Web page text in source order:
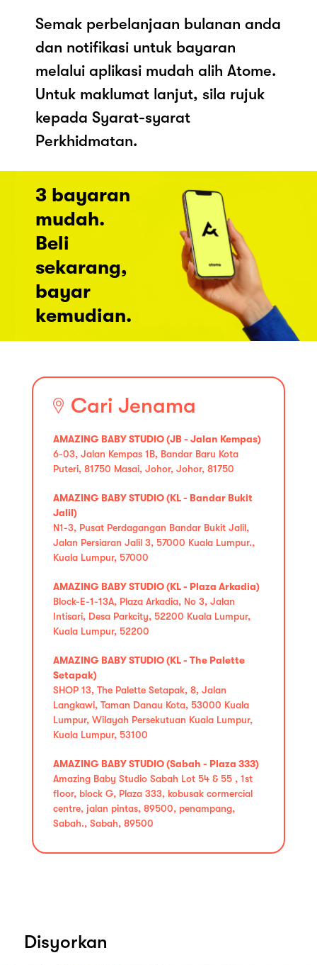
Semak perbelanjaan bulanan anda
dan notifikasi untuk bayaran
melalui aplikasi mudah alih Atome.
Untuk maklumat lanjut, sila rujuk
kepada Syarat-syarat
Perkhidmatan.
3 bayaran
mudah.
Beli
sekarang,
bayar
kemudian.
Cari Jenama
AMAZING BABY STUDIO (JB - Jalan Kempas)
6-03, Jalan Kempas 1B, Bandar Baru Kota
Puteri, 81750 Masai, Johor, Johor, 81750
AMAZING BABY STUDIO (KL - Bandar Bukit
Jalil)
N1-3, Pusat Perdagangan Bandar Bukit Jalil,
Jalan Persiaran Jalil 3, 57000 Kuala Lumpur.,
Kuala Lumpur, 57000
AMAZING BABY STUDIO (KL - Plaza Arkadia)
Block-E-1-13A, Plaza Arkadia, No 3, Jalan
Intisari, Desa Parkcity, 52200 Kuala Lumpur,
Kuala Lumpur, 52200
AMAZING BABY STUDIO (KL - The Palette
Setapak)
SHOP 13, The Palette Setapak, 8, Jalan
Langkawi, Taman Danau Kota, 53000 Kuala
Lumpur, Wilayah Persekutuan Kuala Lumpur,
Kuala Lumpur, 53100
AMAZING BABY STUDIO (Sabah - Plaza 333)
Amazing Baby Studio Sabah Lot 54 & 55 , 1st
floor, block G, Plaza 333, kobusak cormercial
centre, jalan pintas, 89500, penampang,
Sabah., Sabah, 89500
Disyorkan